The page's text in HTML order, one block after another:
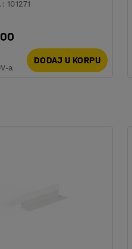
:101271
a
DODAJ U KORPU